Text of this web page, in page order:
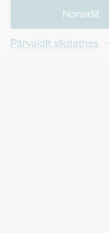
Noraidīt
Pārvaldīt sīkdatnes